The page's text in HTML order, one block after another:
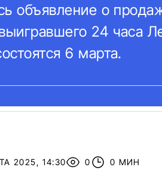
объявление о
24 часа
6 марта.
2025, 14:30 0 0 МИН